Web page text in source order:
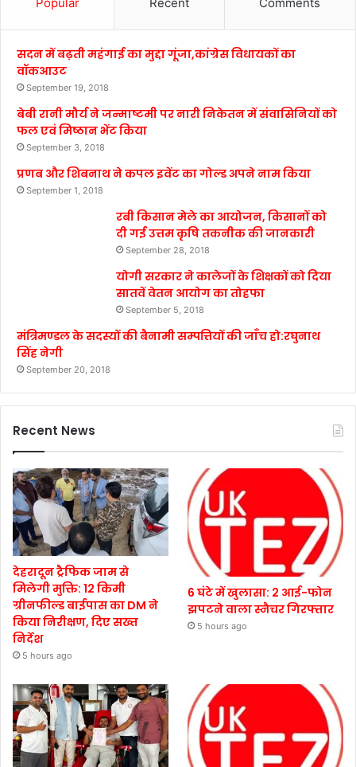
सदन में बढ़ती महंगाई का मुद्दा गूंजा,कांग्रेस विधायकों का
वॉकआउट
September 19, 2018
बेबी रानी मौर्य ने जन्माष्टमी पर नारी निकेतन में संवासिनियों को
फल एवं मिष्ठान भेंट किया
September 3, 2018
प्रणब और शिबनाथ ने कपल इवेंट का गोल्ड अपने नाम किया
September 1, 2018
रबी किसान मेले का आयोजन, किसानों को
दी गई उत्तम कृषि तकनीक की जानकारी
September 28, 2018
योगी सरकार ने कालेजों के शिक्षकों को दिया
सातवें वेतन आयोग का तोहफा
September 5, 2018
मंत्रिमण्डल के सदस्यों की बैनामी सम्पत्तियों की जाँच हो:रघुनाथ
सिंह नेगी
September 20, 2018
Recent News
देहरादून ट्रैफिक जाम से
मिलेगी मुक्ति: 12 किमी
ग्रीनफील्ड बाईपास का DM ने
किया निरीक्षण, दिए सख्त
निर्देश
5 hours ago
6 घंटे में खुलासा: 2 आई-फोन
झपटने वाला स्नैचर गिरफ्तार
5 hours ago